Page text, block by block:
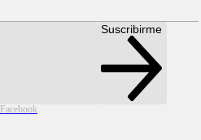
Suscribirme
Facebook